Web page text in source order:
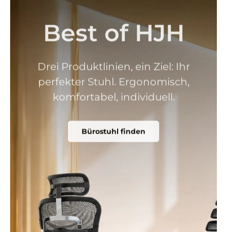
Best of HJH
Drei Produktlinien, ein Ziel: Ihr
perfekter Stuhl. Ergonomisch,
komfortabel, individuell.
Bürostuhl finden